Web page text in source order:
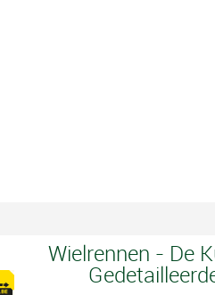
Wielrennen - De